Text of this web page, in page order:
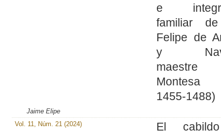
e
familiar
Felipe de
y
1455-1488)
Jaime Elipe
Vol. 11, Núm. 21 (2024)
El